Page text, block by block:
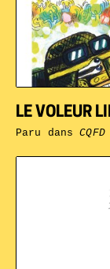
LE VOLEUR
Paru dansCQFD